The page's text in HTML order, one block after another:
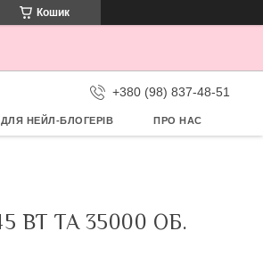
Кошик
+380 (98) 837-48-51
ДЛЯ НЕЙЛ-БЛОГЕРІВ ПРО НАС
ВТ ТА 35000 ОБ.